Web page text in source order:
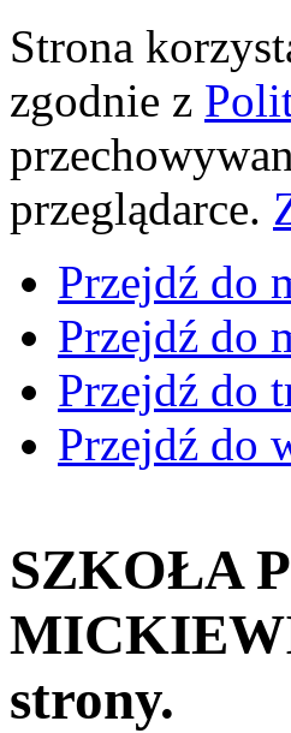
Strona
zgodnie z
przeglądarce.
Przejdź do
Przejdź do
Przejdź do
Przejdź do
SZKOŁA
strony.